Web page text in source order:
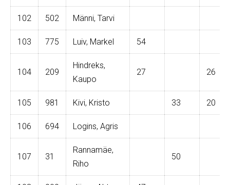
102 502 Männi, Tarvi
103 775 Luiv, Markel 54
104 209
Hindreks,
Kaupo
27 26
105 981 Kivi, Kristo 33 20
106 694 Logins, Agris
107 31
Rannamäe,
Riho
50